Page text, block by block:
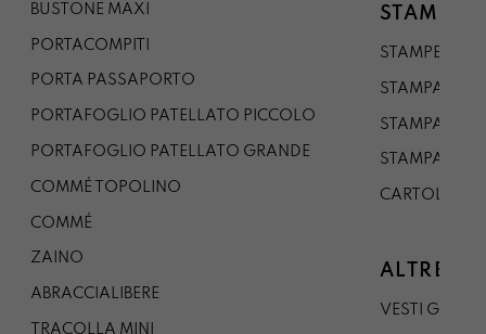
BUSTONE MAXI
PORTACOMPITI
PORTA PASSAPORTO
PORTAFOGLIO PATELLATO PICCOLO
PORTAFOGLIO PATELLATO GRANDE
COMMÉ TOPOLINO
COMMÉ
ZAINO
ABRACCIALIBERE
TRACOLLA MINI
STAMPE
STAMPE A5
STAMPA A3
STAMPA A1
STAMPA A0
CARTOLINA
ALTRE
VESTI